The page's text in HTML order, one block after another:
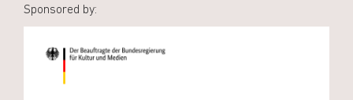
Sponsored by: